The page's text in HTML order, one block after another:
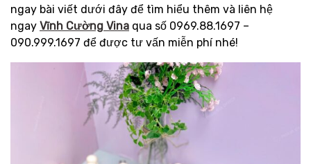
ngay bài viết dưới đây để tìm hiểu thêm và liên hệ
ngay Vĩnh Cường Vina qua số 0969.88.1697 –
090.999.1697 để được tư vấn miễn phí nhé!